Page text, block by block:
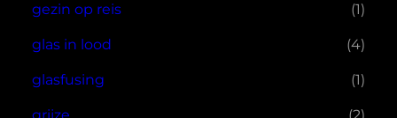
gezin op reis (1)
glas in lood (4)
glasfusing (1)